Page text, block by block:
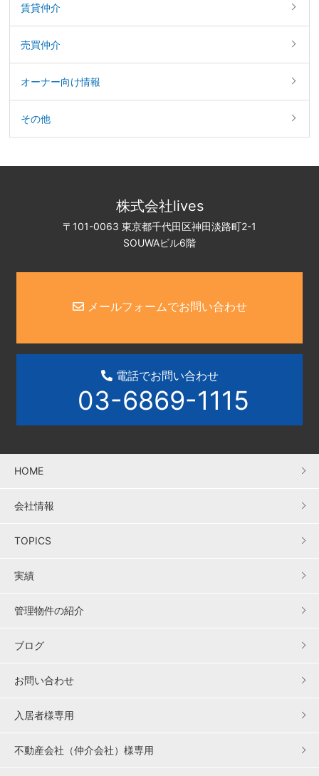
賃貸仲介
売買仲介
オーナー向け情報
その他
株式会社lives
〒101-0063 東京都千代田区神田淡路町2-1
SOUWAビル6階
メールフォームでお問い合わせ
電話でお問い合わせ
03-6869-1115
HOME
会社情報
TOPICS
実績
管理物件の紹介
ブログ
お問い合わせ
入居者様専用
不動産会社（仲介会社）様専用